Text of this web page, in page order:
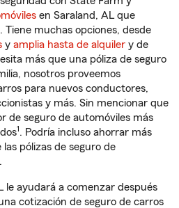
en Saraland, AL que
Tiene muchas opciones, desde
y amplia hasta de alquiler y de
más que una póliza de seguro
nosotros proveemos
para nuevos conductores,
y más. Sin mencionar que
de seguro de automóviles más
1. Podría incluso ahorrar más
pólizas de seguro de
le ayudará a comenzar después
cotización de seguro de carros